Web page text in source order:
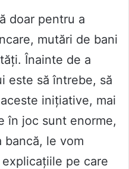
doar pentru a
mutări de bani
Înainte de a
este să întrebe, să
inițiative, mai
în joc sunt enorme,
bancă, le vom
pe care